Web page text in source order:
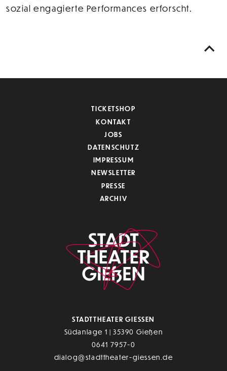
sozial engagierte Performances erforscht.
TICKETSHOP
KONTAKT
JOBS
DATENSCHUTZ
IMPRESSUM
NEWSLETTER
PRESSE
ARCHIV
STADTTHEATER GIESSEN
Südanlage 1 | 35390 Gießen
0641 7957-0
dialog@stadttheater-giessen.de